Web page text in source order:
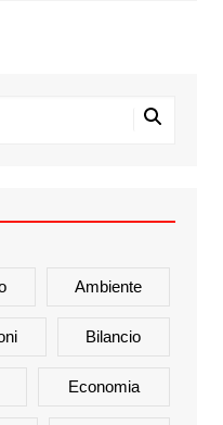
Ambiente
Bilancio
Economia